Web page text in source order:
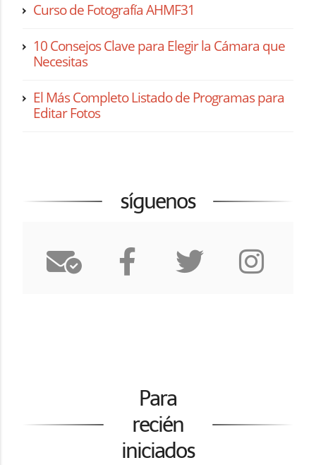
Curso de Fotografía AHMF31
10 Consejos Clave para Elegir la Cámara que
Necesitas
El Más Completo Listado de Programas para
Editar Fotos
síguenos
Para
recién
iniciados